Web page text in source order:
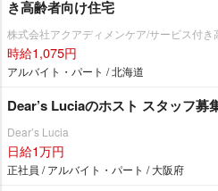
き高齢者向け住宅
株式会社アクアディメンケア/サービス付
時給1,075円
アルバイト・パート / 北海道
Dear’s Luciaのホスト スタッフ募
Dear’s Lucia
日給1万円
正社員 / アルバイト・パート / 大阪府